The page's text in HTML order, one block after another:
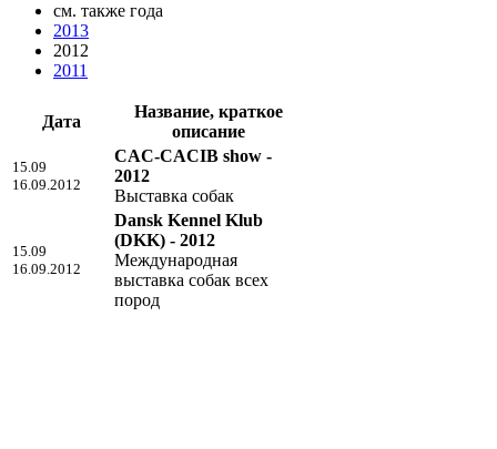
см. также года
2013
2012
2011
Дата
Название, краткое
описание
15.09
16.09.2012
CAC-CACIB show -
2012
Выставка собак
15.09
16.09.2012
Dansk Kennel Klub
(DKK) - 2012
Международная
выставка собак всех
пород